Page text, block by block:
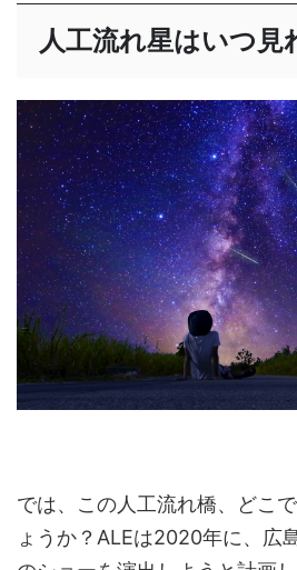
人工流れ星はいつ見
では、この人工流れ橋、どこ
ょうか？ALEは2020年に、広